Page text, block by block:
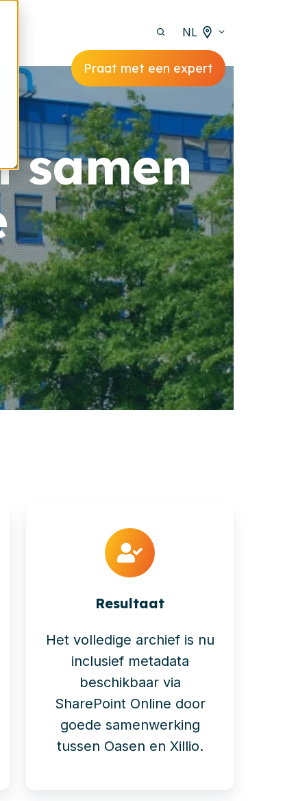
NL
Praat met een expert
samen
Resultaat
Het volledige archief is nu
inclusief metadata
beschikbaar via
SharePoint Online door
goede samenwerking
tussen Oasen en Xillio.